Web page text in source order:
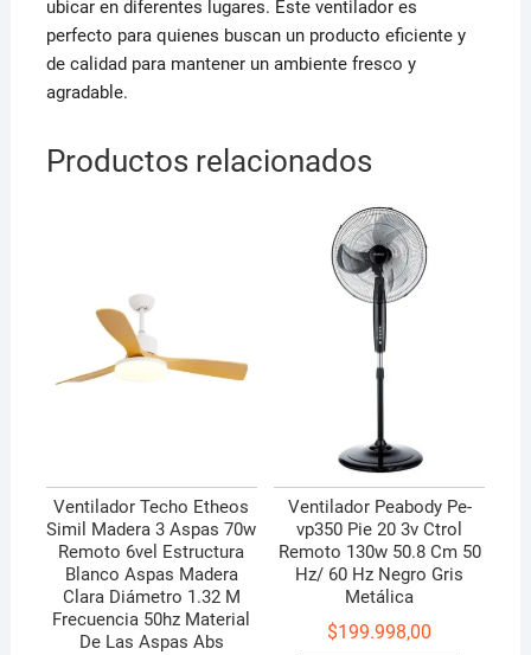
ubicar en diferentes lugares. Este ventilador es
perfecto para quienes buscan un producto eficiente y
de calidad para mantener un ambiente fresco y
agradable.
Productos relacionados
Ventilador Techo Etheos
Simil Madera 3 Aspas 70w
Remoto 6vel Estructura
Blanco Aspas Madera
Clara Diámetro 1.32 M
Frecuencia 50hz Material
De Las Aspas Abs
Ventilador Peabody Pe-
vp350 Pie 20 3v Ctrol
Remoto 130w 50.8 Cm 50
Hz/ 60 Hz Negro Gris
Metálica
$199.998,00